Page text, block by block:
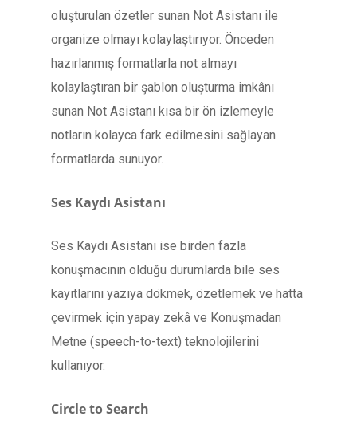
oluşturulan özetler sunan Not Asistanı ile
organize olmayı kolaylaştırıyor. Önceden
hazırlanmış formatlarla not almayı
kolaylaştıran bir şablon oluşturma imkânı
sunan Not Asistanı kısa bir ön izlemeyle
notların kolayca fark edilmesini sağlayan
formatlarda sunuyor.
Ses Kaydı Asistanı
Ses Kaydı Asistanı ise birden fazla
konuşmacının olduğu durumlarda bile ses
kayıtlarını yazıya dökmek, özetlemek ve hatta
çevirmek için yapay zekâ ve Konuşmadan
Metne (speech-to-text) teknolojilerini
kullanıyor.
Circle to Search